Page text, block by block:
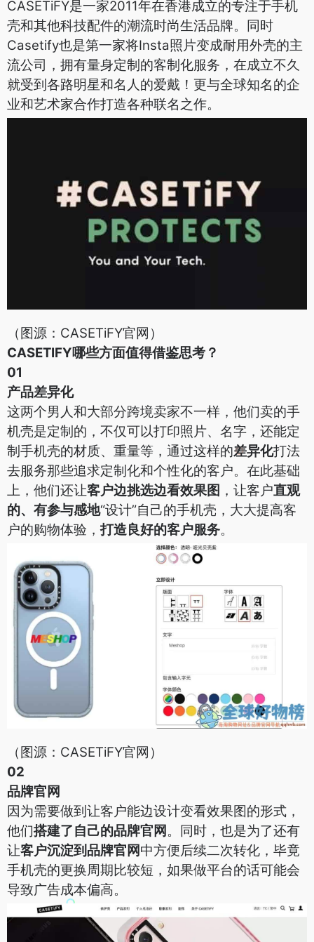
CASETiFY是一家2011年在香港成立的专注于手机
壳和其他科技配件的潮流时尚生活品牌。同时
Casetify也是第一家将Insta照片变成耐用外壳的主
流公司，拥有量身定制的客制化服务，在成立不久
就受到各路明星和名人的爱戴！更与全球知名的企
业和艺术家合作打造各种联名之作。
（图源：CASETiFY官网）
CASETIFY哪些方面值得借鉴思考？
01
产品差异化
这两个男人和大部分跨境卖家不一样，他们卖的手
机壳是定制的，不仅可以打印照片、名字，还能定
制手机壳的材质、重量等，通过这样的差异化打法
去服务那些追求定制化和个性化的客户。 在此基础
上，他们还让客户边挑选边看效果图 ，让客户直观
的、有参与感地“设计”自己的手机壳，大大提高客
户的购物体验，打造良好的客户服务。
（图源：CASETiFY官网）
02
品牌官网
因为需要做到让客户能边设计变看效果图的形式，
他们搭建了自己的品牌官网 。同时，也是为了还有
让客户沉淀到品牌官网中方便后续二次转化，毕竟
手机壳的更换周期比较短，如果做平台的话可能会
导致广告成本偏高。